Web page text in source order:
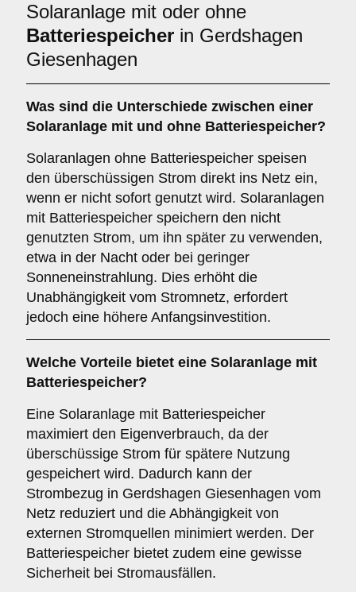
Solaranlage mit oder ohne
Batteriespeicher in Gerdshagen
Giesenhagen
Was sind die Unterschiede zwischen einer
Solaranlage mit und ohne Batteriespeicher?
Solaranlagen ohne Batteriespeicher speisen
den überschüssigen Strom direkt ins Netz ein,
wenn er nicht sofort genutzt wird. Solaranlagen
mit Batteriespeicher speichern den nicht
genutzten Strom, um ihn später zu verwenden,
etwa in der Nacht oder bei geringer
Sonneneinstrahlung. Dies erhöht die
Unabhängigkeit vom Stromnetz, erfordert
jedoch eine höhere Anfangsinvestition.
Welche Vorteile bietet eine Solaranlage mit
Batteriespeicher?
Eine Solaranlage mit Batteriespeicher
maximiert den Eigenverbrauch, da der
überschüssige Strom für spätere Nutzung
gespeichert wird. Dadurch kann der
Strombezug in Gerdshagen Giesenhagen vom
Netz reduziert und die Abhängigkeit von
externen Stromquellen minimiert werden. Der
Batteriespeicher bietet zudem eine gewisse
Sicherheit bei Stromausfällen.